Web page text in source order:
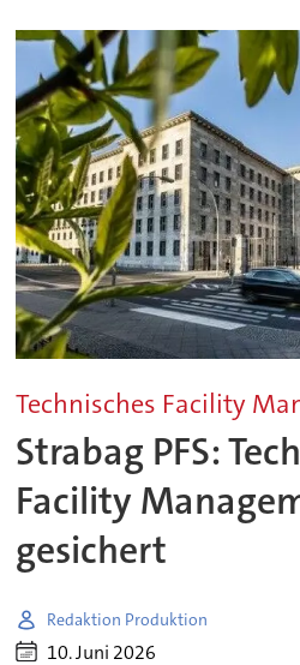
Technisches Facility
Strabag PFS:
Facility
gesichert
Redaktion Produktion
10. Juni 2026